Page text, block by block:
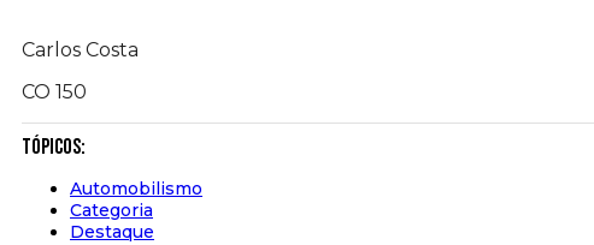
Carlos Costa
CO 150
Tópicos:
Automobilismo
Categoria
Destaque